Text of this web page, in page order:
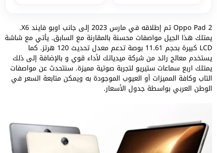
Oppo Pad 2 تم إطلاقه في مارس 2023 إلى جانب اوبو فايند X6.
يمتلك هذا الجيل مواصفات محسنة بالمقارنة مع السابق. يأتي مع شاشة
LCD كبيرة بحجم 11.61 بوصة تدعم معدل تحديث 120 هرتز. كما
يستخدم معالج رائد من شركة ميدياتك لأداء قوي و بالإضافة إلى ذلك
يمتلك اربع سماعات ستيريو لتجربة صوتية مميزة. سنتحدث عن مواصفات
التاب وكافة المميزات أو العيوب الموجودة به ويمكن متابعة السعر في
الوطن العربي بواسطة جدول الأسعار.